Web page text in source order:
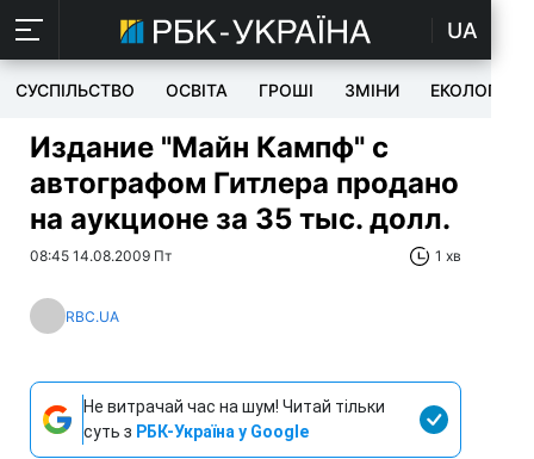
UA
СУСПІЛЬСТВО ОСВІТА ГРОШІ ЗМІНИ ЕКОЛОГІЯ
Издание "Майн Кампф" с
автографом Гитлера продано
на аукционе за 35 тыс. долл.
08:45 14.08.2009 Пт 1 хв
RBC.UA
Не витрачай час на шум! Читай тільки
суть з РБК-Україна у Google